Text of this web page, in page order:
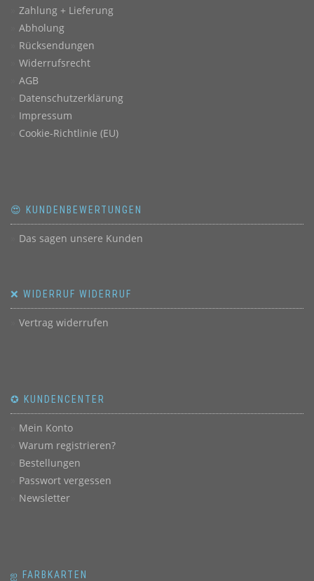
Zahlung + Lieferung
Abholung
Rücksendungen
Widerrufsrecht
AGB
Datenschutzerklärung
Impressum
Cookie-Richtlinie (EU)
😍 KUNDENBEWERTUNGEN
Das sagen unsere Kunden
❌ WIDERRUF WIDERRUF
Vertrag widerrufen
✪ KUNDENCENTER
Mein Konto
Warum registrieren?
Bestellungen
Passwort vergessen
Newsletter
ஐ FARBKARTEN